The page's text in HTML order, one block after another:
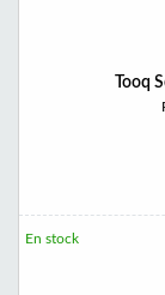
Tooq
En stock